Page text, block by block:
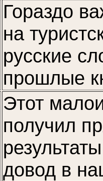
Гораздо
на
русские
прошлые
Этот
получил
довод в